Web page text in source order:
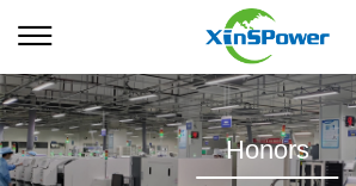
Honors